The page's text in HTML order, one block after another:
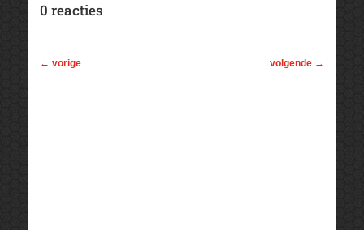
0 reacties
← vorige volgende →